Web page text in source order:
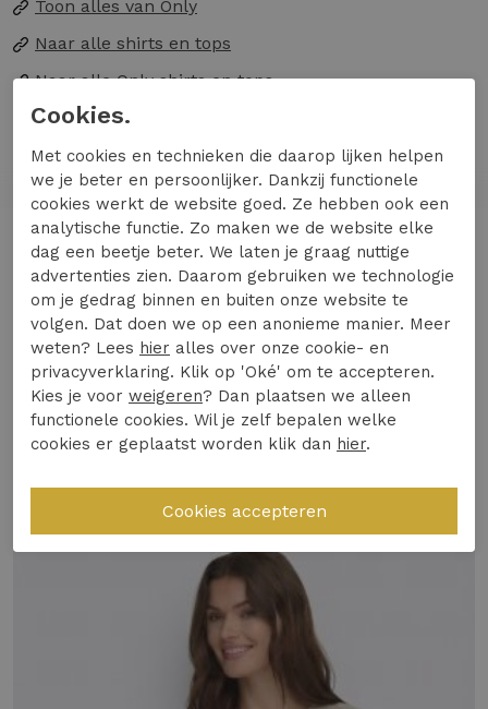
Toon alles van Only
Naar alle shirts en tops
Naar alleOnly shirts en tops
ONLEA S/L 2-WAYS FIT TOP van ONLY. Deze
lichtblauwe top is perfect voor dames die
houden van mode en comfort. Ideaal voor elke
gelegenheid, of je nu een casual dagje uit plant
of een avondje uit gaat.
Merk: ONLY
Kleur: Licht Blauw (Vintage Indigo)
Model: Tops en Singlets
Stijl: 2-ways fit voor veelzijdig draagcomfort
Lees meer
Specificaties
Winkelvoorraad
Cookies.
Met cookies en technieken die daarop lijken helpen
we je beter en persoonlijker. Dankzij functionele
cookies werkt de website goed. Ze hebben ook een
analytische functie. Zo maken we de website elke
dag een beetje beter. We laten je graag nuttige
advertenties zien. Daarom gebruiken we technologie
om je gedrag binnen en buiten onze website te
volgen. Dat doen we op een anonieme manier. Meer
weten? Lees hier alles over onze cookie- en
privacyverklaring. Klik op 'Oké' om te accepteren.
Kies je voor weigeren? Dan plaatsen we alleen
functionele cookies. Wil je zelf bepalen welke
cookies er geplaatst worden klik dan hier.